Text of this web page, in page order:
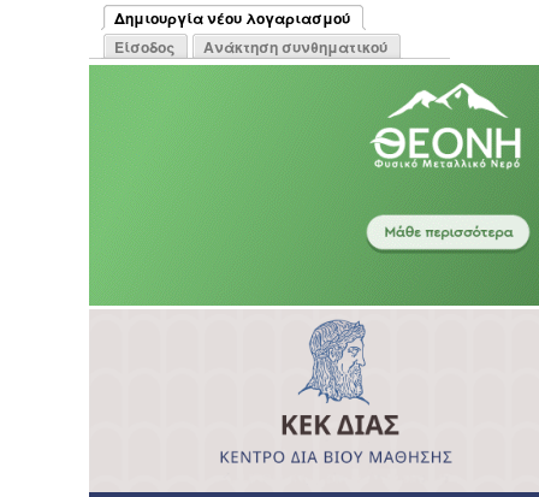
Πρωτεύουσες καρτέλες
Δημιουργία νέου λογαριασμού
(ενεργή καρτέλα)
Είσοδος Ανάκτηση συνθηματικού